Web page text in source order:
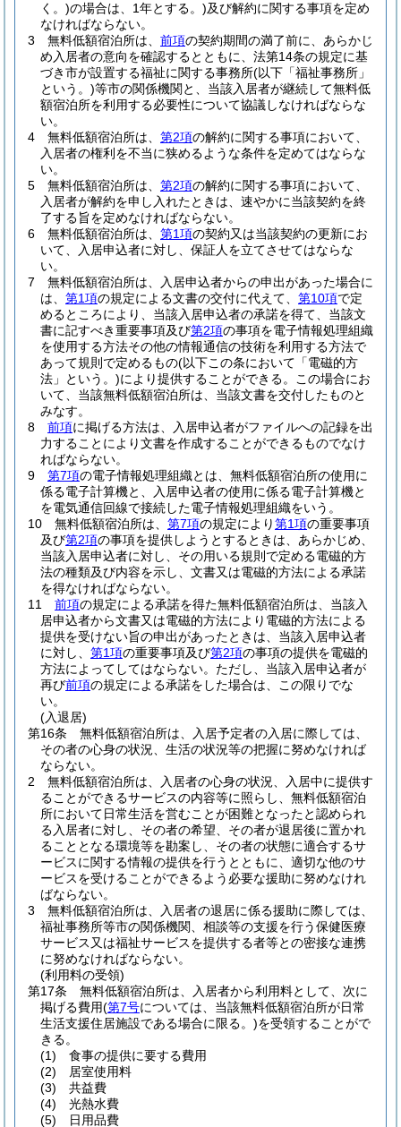
く。)の場合は、1年とする。)及び解約に関する事項を定め
なければならない。
3
無料低額宿泊所は、 前項の契約期間の満了前に、あらかじ
め入居者の意向を確認するとともに、法第14条の規定に基
づき市が設置する福祉に関する事務所(以下「福祉事務所」
という。)等市の関係機関と、当該入居者が継続して無料低
額宿泊所を利用する必要性について協議しなければならな
い。
4
無料低額宿泊所は、 第2項の解約に関する事項において、
入居者の権利を不当に狭めるような条件を定めてはならな
い。
5
無料低額宿泊所は、 第2項の解約に関する事項において、
入居者が解約を申し入れたときは、速やかに当該契約を終
了する旨を定めなければならない。
6
無料低額宿泊所は、 第1項の契約又は当該契約の更新にお
いて、入居申込者に対し、保証人を立てさせてはならな
い。
7
無料低額宿泊所は、入居申込者からの申出があった場合に
は、 第1項の規定による文書の交付に代えて、 第10項で定
めるところにより、当該入居申込者の承諾を得て、当該文
書に記すべき重要事項及び第2項の事項を電子情報処理組織
を使用する方法その他の情報通信の技術を利用する方法で
あって規則で定めるもの(以下この条において「電磁的方
法」という。)により提供することができる。
この場合にお
いて、当該無料低額宿泊所は、当該文書を交付したものと
みなす。
8
前項に掲げる方法は、入居申込者がファイルへの記録を出
力することにより文書を作成することができるものでなけ
ればならない。
9
第7項の電子情報処理組織とは、無料低額宿泊所の使用に
係る電子計算機と、入居申込者の使用に係る電子計算機と
を電気通信回線で接続した電子情報処理組織をいう。
10
無料低額宿泊所は、 第7項の規定により第1項の重要事項
及び第2項の事項を提供しようとするときは、あらかじめ、
当該入居申込者に対し、その用いる規則で定める電磁的方
法の種類及び内容を示し、文書又は電磁的方法による承諾
を得なければならない。
11
前項の規定による承諾を得た無料低額宿泊所は、当該入
居申込者から文書又は電磁的方法により電磁的方法による
提供を受けない旨の申出があったときは、当該入居申込者
に対し、 第1項の重要事項及び第2項の事項の提供を電磁的
方法によってしてはならない。 ただし、当該入居申込者が
再び前項の規定による承諾をした場合は、この限りでな
い。
(入退居)
第16条
無料低額宿泊所は、入居予定者の入居に際しては、
その者の心身の状況、生活の状況等の把握に努めなければ
ならない。
2
無料低額宿泊所は、入居者の心身の状況、入居中に提供す
ることができるサービスの内容等に照らし、無料低額宿泊
所において日常生活を営むことが困難となったと認められ
る入居者に対し、その者の希望、その者が退居後に置かれ
ることとなる環境等を勘案し、その者の状態に適合するサ
ービスに関する情報の提供を行うとともに、適切な他のサ
ービスを受けることができるよう必要な援助に努めなけれ
ばならない。
3
無料低額宿泊所は、入居者の退居に係る援助に際しては、
福祉事務所等市の関係機関、相談等の支援を行う保健医療
サービス又は福祉サービスを提供する者等との密接な連携
に努めなければならない。
(利用料の受領)
第17条
無料低額宿泊所は、入居者から利用料として、次に
掲げる費用(第7号については、当該無料低額宿泊所が日常
生活支援住居施設である場合に限る。)を受領することがで
きる。
(1)
食事の提供に要する費用
(2)
居室使用料
(3)
共益費
(4)
光熱水費
(5)
日用品費